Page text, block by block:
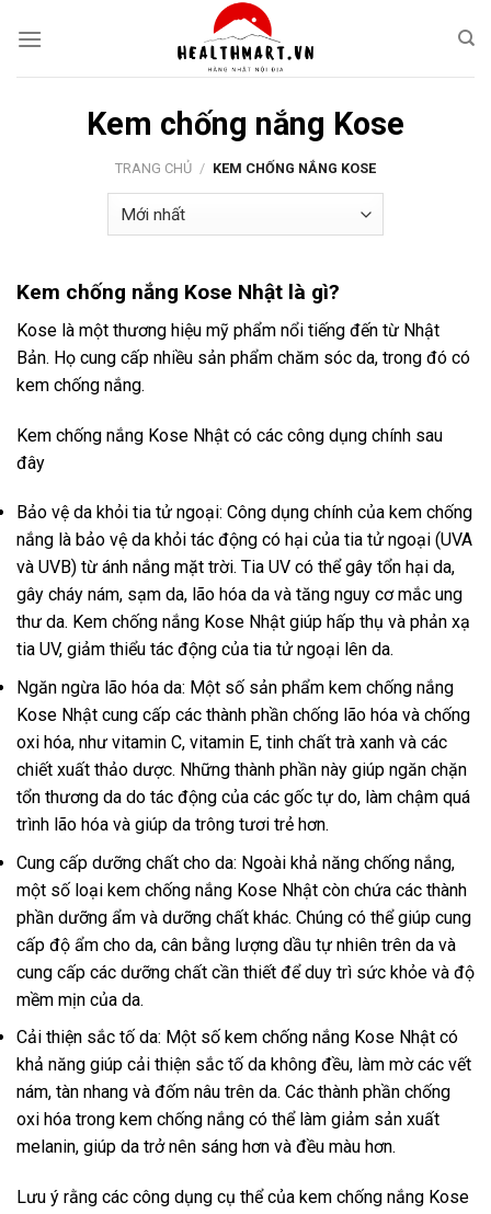
Kem chống nắng Kose
TRANG CHỦ / KEM CHỐNG NẮNG KOSE
Kem chống nắng Kose Nhật là gì?
Kose là một thương hiệu mỹ phẩm nổi tiếng đến từ Nhật
Bản. Họ cung cấp nhiều sản phẩm chăm sóc da, trong đó có
kem chống nắng.
Kem chống nắng Kose Nhật có các công dụng chính sau
đây
Bảo vệ da khỏi tia tử ngoại: Công dụng chính của kem chống
nắng là bảo vệ da khỏi tác động có hại của tia tử ngoại (UVA
và UVB) từ ánh nắng mặt trời. Tia UV có thể gây tổn hại da,
gây cháy nám, sạm da, lão hóa da và tăng nguy cơ mắc ung
thư da. Kem chống nắng Kose Nhật giúp hấp thụ và phản xạ
tia UV, giảm thiểu tác động của tia tử ngoại lên da.
Ngăn ngừa lão hóa da: Một số sản phẩm kem chống nắng
Kose Nhật cung cấp các thành phần chống lão hóa và chống
oxi hóa, như vitamin C, vitamin E, tinh chất trà xanh và các
chiết xuất thảo dược. Những thành phần này giúp ngăn chặn
tổn thương da do tác động của các gốc tự do, làm chậm quá
trình lão hóa và giúp da trông tươi trẻ hơn.
Cung cấp dưỡng chất cho da: Ngoài khả năng chống nắng,
một số loại kem chống nắng Kose Nhật còn chứa các thành
phần dưỡng ẩm và dưỡng chất khác. Chúng có thể giúp cung
cấp độ ẩm cho da, cân bằng lượng dầu tự nhiên trên da và
cung cấp các dưỡng chất cần thiết để duy trì sức khỏe và độ
mềm mịn của da.
Cải thiện sắc tố da: Một số kem chống nắng Kose Nhật có
khả năng giúp cải thiện sắc tố da không đều, làm mờ các vết
nám, tàn nhang và đốm nâu trên da. Các thành phần chống
oxi hóa trong kem chống nắng có thể làm giảm sản xuất
melanin, giúp da trở nên sáng hơn và đều màu hơn.
Lưu ý rằng các công dụng cụ thể của kem chống nắng Kose